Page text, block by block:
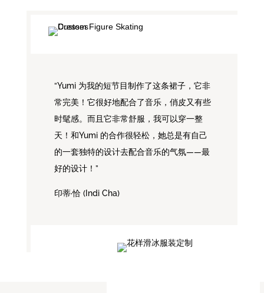
“Yumi 为我的短节目制作了这条裙子，它非
常完美！它很好地配合了音乐，俏皮又有些
时髦感。而且它非常舒服，我可以穿一整
天！和Yumi 的合作很轻松，她总是有自己
的一套独特的设计去配合音乐的气氛——最
好的设计！”
印蒂·恰 (Indi Cha)